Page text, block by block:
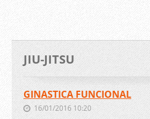
JIU-JITSU
GINASTICA FUNCIONAL
16/01/2016 10:20